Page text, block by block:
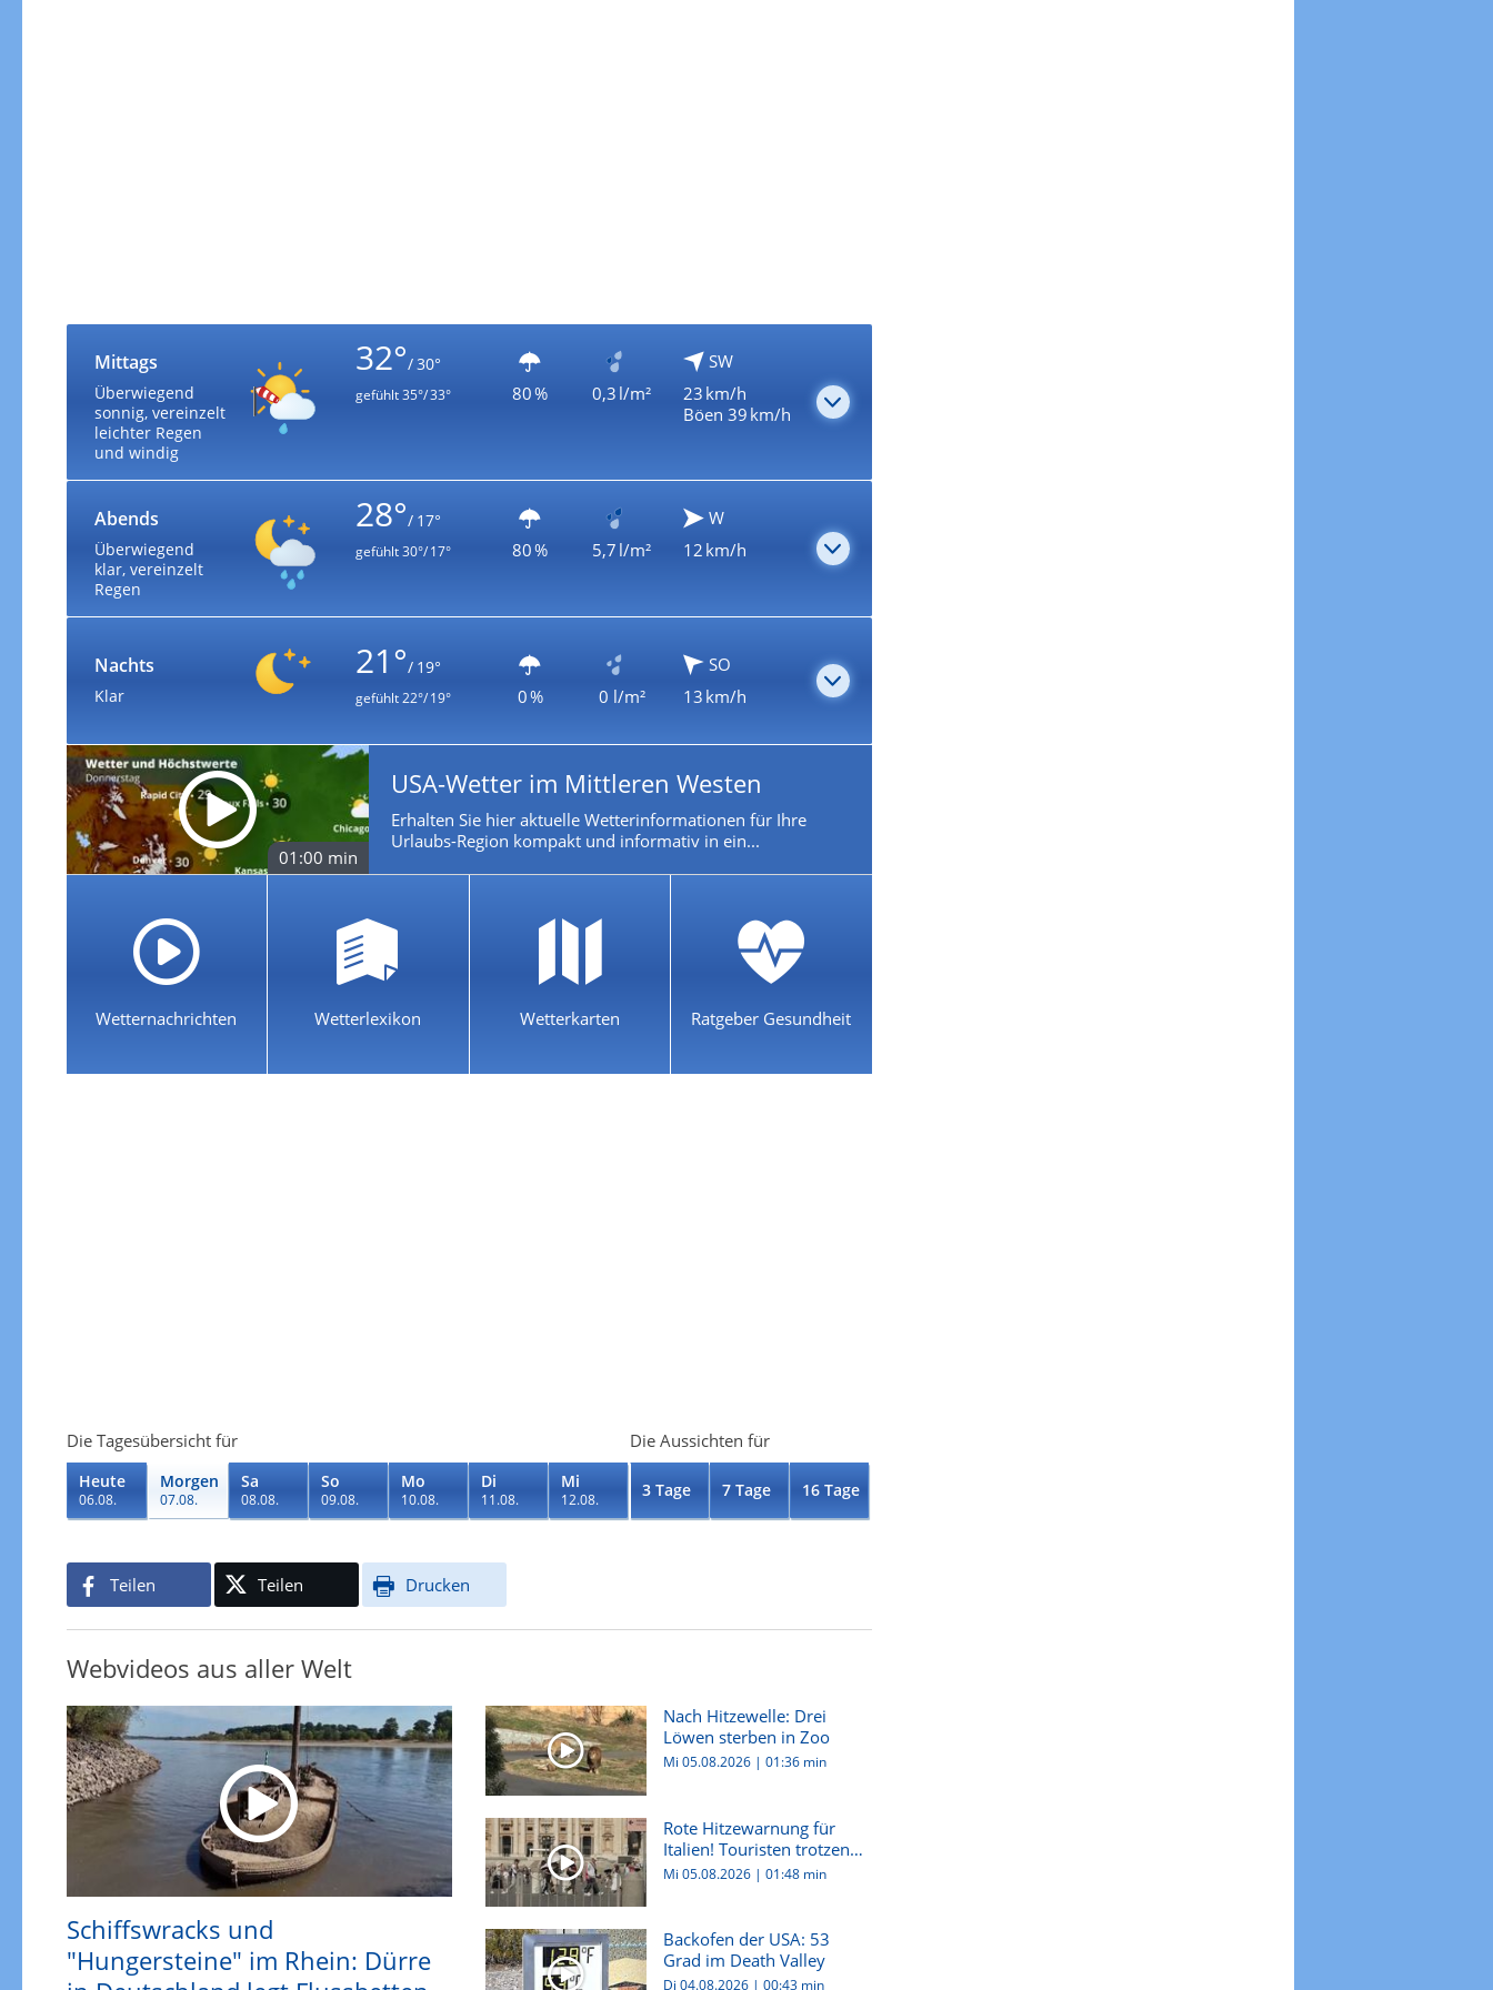
Mittags
Überwiegend
sonnig, vereinzelt
leichter Regen
und windig
32°/ 30°
gefühlt35°/ 33° 80 % 0,3 l/m²
SW
23 km/h
Böen 39 km/h
Abends
Überwiegend
klar, vereinzelt
Regen
28°/ 17°
gefühlt30°/ 17° 80 % 5,7 l/m²
W
12 km/h
Nachts
Klar
21°/ 19°
gefühlt22°/ 19° 0 % 0 l/m²
SO
13 km/h
01:00 min
USA-Wetter im Mittleren Westen
Erhalten Sie hier aktuelle Wetterinformationen für Ihre
Urlaubs-Region kompakt und informativ in ein...
Wetternachrichten Wetterlexikon Wetterkarten Ratgeber Gesundheit
Die Tagesübersicht für
Heute
06.08.
Morgen
07.08.
Sa
08.08.
So
09.08.
Mo
10.08.
Di
11.08.
Mi
12.08.
Die Aussichten für
3 Tage 7 Tage 16 Tage
Teilen Teilen Drucken
Webvideos aus aller Welt
Schiffswracks und
"Hungersteine" im Rhein: Dürre
Nach Hitzewelle: Drei
Löwen sterben in Zoo
Mi 05.08.2026 |01:36 min
Rote Hitzewarnung für
Italien! Touristen trotzen
h...
Mi 05.08.2026 |01:48 min
Backofen der USA: 53
Grad im Death Valley
Di 04.08.2026 |00:43 min